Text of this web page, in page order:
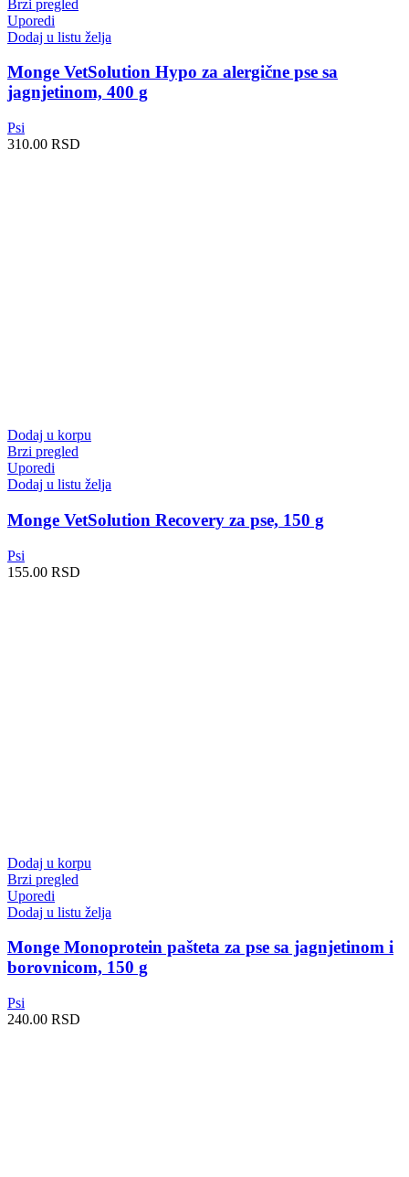
Brzi pregled
Uporedi
Dodaj u listu želja
Monge VetSolution Hypo za alergične pse sa
jagnjetinom, 400 g
Psi
310.00 RSD
Dodaj u korpu
Brzi pregled
Uporedi
Dodaj u listu želja
Monge VetSolution Recovery za pse, 150 g
Psi
155.00 RSD
Dodaj u korpu
Brzi pregled
Uporedi
Dodaj u listu želja
Monge Monoprotein pašteta za pse sa jagnjetinom i
borovnicom, 150 g
Psi
240.00 RSD